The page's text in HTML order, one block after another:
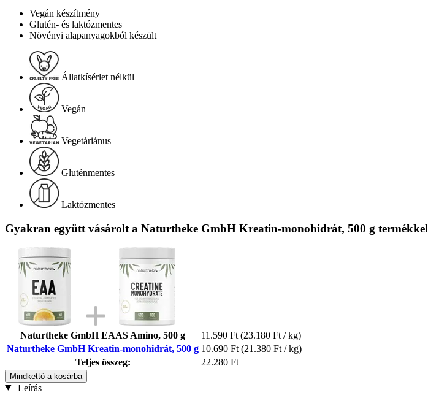
Vegán készítmény
Glutén- és laktózmentes
Növényi alapanyagokból készült
Állatkísérlet nélkül
Vegán
Vegetáriánus
Gluténmentes
Laktózmentes
Gyakran együtt vásárolt a Naturtheke GmbH Kreatin-monohidrát, 500 g termékkel
Naturtheke GmbH EAAS Amino, 500 g 11.590 Ft (23.180 Ft / kg)
Naturtheke GmbH Kreatin-monohidrát, 500 g 10.690 Ft (21.380 Ft / kg)
Teljes összeg:
22.280 Ft
Mindkettő a kosárba
Leírás